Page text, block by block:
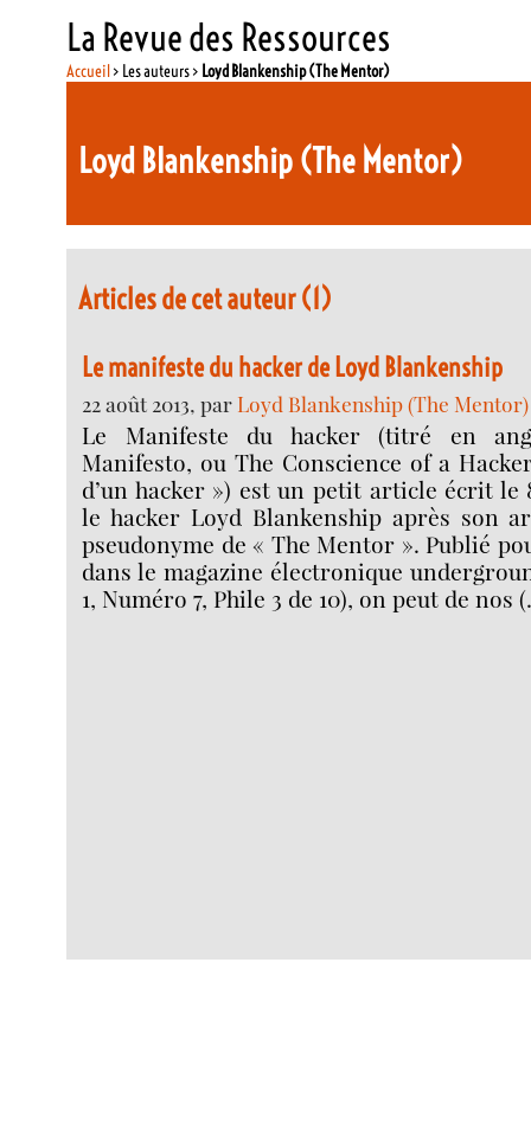
La Revue des Ressources
Accueil> Les auteurs > Loyd Blankenship (The Mentor)
Loyd Blankenship (The Mentor)
Articles de cet auteur (1)
Le manifeste du hacker de Loyd Blankenship
22 août 2013, parLoyd Blankenship (The Mentor)
Le Manifeste du hacker (titré en
Manifesto, ou The Conscience of a
d’un hacker ») est un petit article écrit le
le hacker Loyd Blankenship après son
pseudonyme de « The Mentor ». Publié
dans le magazine électronique
1, Numéro 7, Phile 3 de 10), on peut de nos